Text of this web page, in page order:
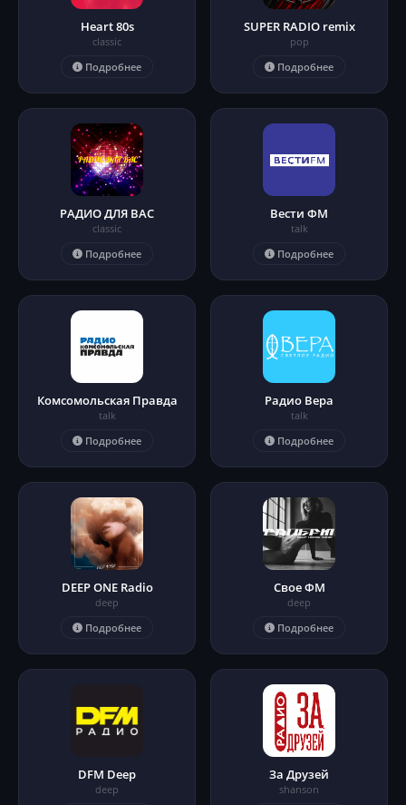
Heart 80s
classic
Подробнее
SUPER RADIO remix
pop
Подробнее
РАДИО ДЛЯ ВАС
classic
Подробнее
Вести ФМ
talk
Подробнее
Комсомольская Правда
talk
Подробнее
Радио Вера
talk
Подробнее
DEEP ONE Radio
deep
Подробнее
Свое ФМ
deep
Подробнее
DFM Deep
deep
За Друзей
shanson